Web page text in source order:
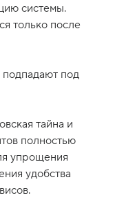
системы.
только после
под
тайна и
полностью
упрощения
удобства